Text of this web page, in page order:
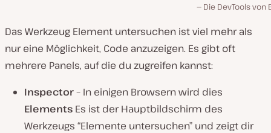
Die DevTools von
Das Werkzeug Element untersuchen ist viel mehr als
nur eine Möglichkeit, Code anzuzeigen. Es gibt oft
mehrere Panels, auf die du zugreifen kannst:
Inspector– In einigen Browsern wird dies
Elements Es ist der Hauptbildschirm des
Werkzeugs “Elemente untersuchen” und zeigt dir